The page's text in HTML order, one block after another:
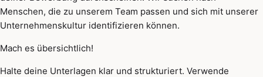
Menschen, die zu unserem Team passen und sich mit unserer
Unternehmenskultur identifizieren können.
Mach es übersichtlich!
Halte deine Unterlagen klar und strukturiert. Verwende